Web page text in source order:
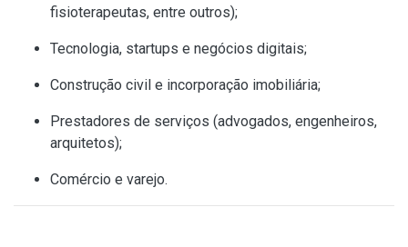
fisioterapeutas, entre outros);
Tecnologia, startups e negócios digitais;
Construção civil e incorporação imobiliária;
Prestadores de serviços (advogados, engenheiros,
arquitetos);
Comércio e varejo.